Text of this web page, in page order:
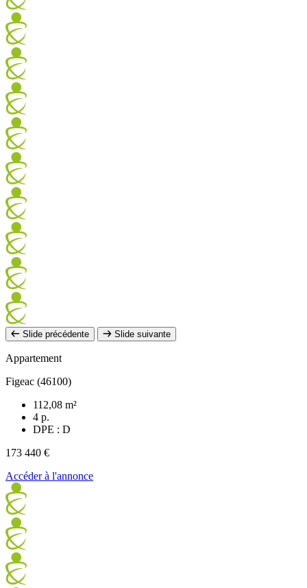
Slide précédente Slide suivante
Appartement
Figeac (46100)
112,08 m²
4 p.
DPE : D
173 440 €
Accéder à l'annonce